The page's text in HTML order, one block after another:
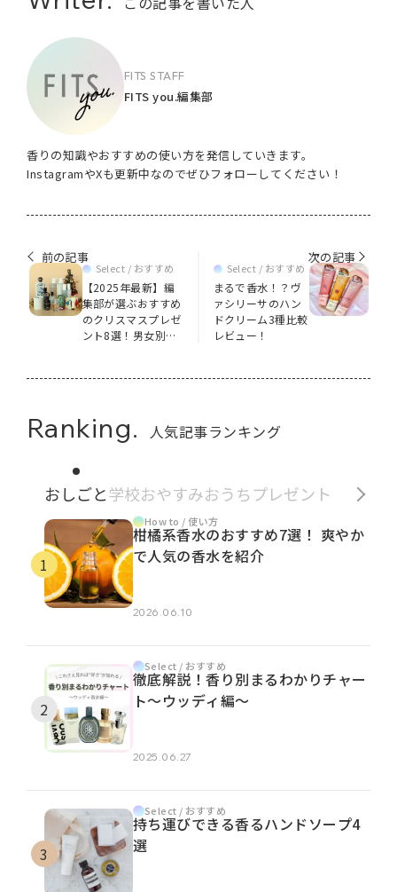
FITS STAFF
FITS you.編集部
香りの知識やおすすめの使い方を発信していきます。
InstagramやXも更新中なのでぜひフォローしてください！
前の記事
Select / おすすめ
【2025年最新】編
集部が選ぶおすすめ
のクリスマスプレゼ
ント8選！男女別に
次の記事
Select / おすすめ
まるで香水！？ヴ
ァシリーサのハン
ドクリーム3種比較
レビュー！
Ranking. 人気記事ランキング
おしごと学校おやすみおうち プレゼント
How to / 使い方
柑橘系香水のおすすめ7選！ 爽やか
で人気の香水を紹介
2026.06.10
Select / おすすめ
徹底解説！香り別まるわかりチャー
ト～ウッディ編～
2025.06.27
Select / おすすめ
持ち運びできる香るハンドソープ4
選